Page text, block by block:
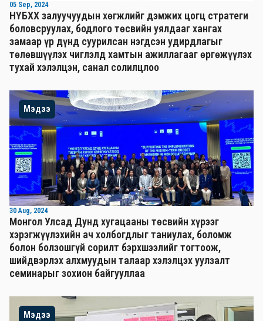
05 Sep, 2024
НҮБХХ залуучуудын хөгжлийг дэмжих цогц стратеги
боловсруулах, бодлого төсвийн уялдааг хангах
замаар үр дүнд суурилсан нэгдсэн удирдлагыг
төлөвшүүлэх чиглэлд хамтын ажиллагааг өргөжүүлэх
тухай хэлэлцэн, санал солилцлоо
Мэдээ
30 Aug, 2024
Монгол Улсад Дунд хугацааны төсвийн хүрээг
хэрэгжүүлэхийн ач холбогдлыг таниулах, боломж
болон болзошгүй сорилт бэрхшээлийг тогтоож,
шийдвэрлэх алхмуудын талаар хэлэлцэх уулзалт
семинарыг зохион байгууллаа
Мэдээ